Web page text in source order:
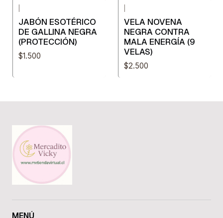
JABÓN ESOTÉRICO
DE GALLINA NEGRA
(PROTECCIÓN)
$1.500
VELA NOVENA
NEGRA CONTRA
MALA ENERGÍA (9
VELAS)
$2.500
MENÚ